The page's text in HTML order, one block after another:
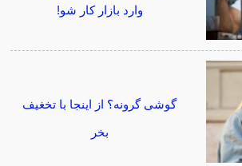
وارد بازار کار شو!
گوشی گرونه؟ از اینجا با تخغیف
بخر